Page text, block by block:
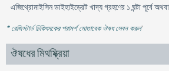
এজিথ্রোমাইসিন ডাইহাইড্রেট খাদ্য গ্রহণের ১ ঘন্টা পূর্বে
* রেজিস্টার্ড চিকিৎসকের পরামর্শ মোতাবেক ঔষধ সেবন করুন'
ঔষধের মিথষ্ক্রিয়া